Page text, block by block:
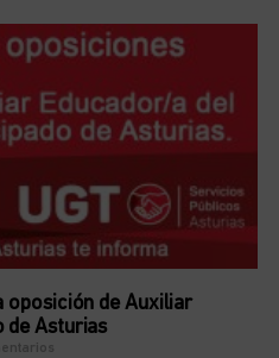
oposición de Auxiliar
de Asturias